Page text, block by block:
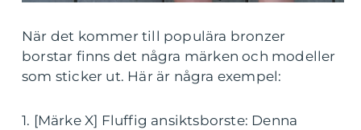
När det kommer till populära bronzer
borstar finns det några märken och modeller
som sticker ut. Här är några exempel:
1. [Märke X] Fluffig ansiktsborste: Denna